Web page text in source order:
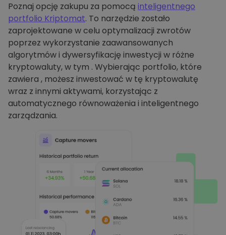
Poznaj opcję zakupu za pomocą inteligentnego
portfolio Kriptomat. To narzędzie zostało
zaprojektowane w celu optymalizacji zwrotów
poprzez wykorzystanie zaawansowanych
algorytmów i dywersyfikację inwestycji w różne
kryptowaluty, w tym . Wybierając portfolio, które
zawiera , możesz inwestować w tę kryptowalutę
wraz z innymi aktywami, korzystając z
automatycznego równoważenia i inteligentnego
zarządzania.